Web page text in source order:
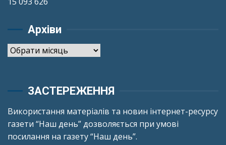
Архіви
Архіви
ЗАСТЕРЕЖЕННЯ
Використання матеріалів та новин інтернет-ресурсу
газети “Наш день” дозволяється при умові
посилання на газету “Наш день”.